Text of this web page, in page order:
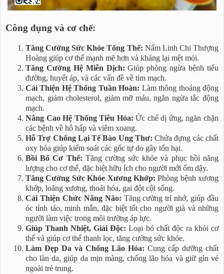
Công dụng và cơ chế:
Tăng Cường Sức Khỏe Tổng Thể: Nấm Linh Chi Thượng
Hoàng giúp cơ thể mạnh mẽ hơn và kháng lại mệt mỏi.
Tăng Cường Hệ Miễn Dịch: Giúp phòng ngừa bệnh tiểu
đường, huyết áp, và các vấn đề về tim mạch.
Cải Thiện Hệ Thống Tuần Hoàn: Làm thông thoáng động
mạch, giảm cholesterol, giảm mỡ máu, ngăn ngừa tắc động
mạch.
Nâng Cao Hệ Thống Tiêu Hóa: Ức chế dị ứng, ngăn chặn
các bệnh về hô hấp và viêm xoang.
Hỗ Trợ Chống Lại Tế Bào Ung Thư: Chứa đựng các chất
oxy hóa giúp kiểm soát các gốc tự do gây tổn hại.
Bồi Bổ Cơ Thể: Tăng cường sức khỏe và phục hồi năng
lượng cho cơ thể, đặc biệt hữu ích cho người mới ốm dậy.
Tăng Cường Sức Khỏe Xương Khớp: Phòng bệnh xương
khớp, loãng xương, thoái hóa, gai đột cột sống.
Cải Thiện Chức Năng Não: Tăng cường trí nhớ, giúp đầu
óc tỉnh táo, minh mẫn, đặc biệt tốt cho người già và những
người làm việc trong môi trường áp lực.
Giúp Thanh Nhiệt, Giải Độc: Loại bỏ chất độc ra khỏi cơ
thể và giúp cơ thể thanh lọc, tăng cường sức khỏe.
Làm Đẹp Da và Chống Lão Hóa: Cung cấp dưỡng chất
cho làn da, giúp da mịn màng, chống lão hóa và giữ gìn vẻ
ngoài trẻ trung.